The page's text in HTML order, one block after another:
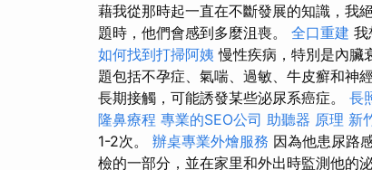
藉我從那時起一直在不斷發展的知識，我
題時，他們會感到多麼沮喪。 全口重建 我
如何找到打掃阿姨 慢性疾病，特別是內臟
題包括不孕症、氣喘、過敏、牛皮癬和神
長期接觸，可能誘發某些泌尿系癌症。 長
隆鼻療程 專業的SEO公司 助聽器 原理 新
1-2次。 辦桌專業外燴服務 因為他患尿路
檢的一部分，並在家里和外出時監測他的